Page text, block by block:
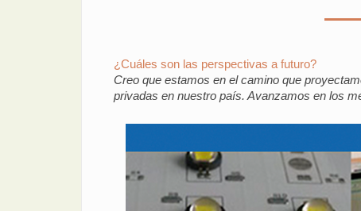
¿Cuáles son las perspectivas a futuro?
Creo que estamos en el camino que
privadas en nuestro país. Avanzamos en los